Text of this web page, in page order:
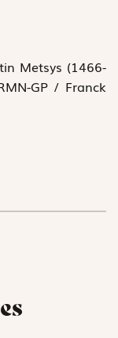
Metsys (1466-
GP / Franck